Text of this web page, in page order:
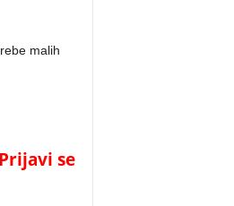
malih
se